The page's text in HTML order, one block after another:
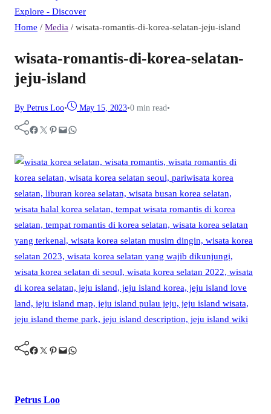
Home / Media / wisata-romantis-di-korea-selatan-jeju-island
wisata-romantis-di-korea-selatan-
jeju-island
By Petrus Loo• May 15, 2023•0 min read•
Facebook Twitter Pinterest Mail WhatsApp
Facebook Twitter Pinterest Mail WhatsApp
Petrus Loo